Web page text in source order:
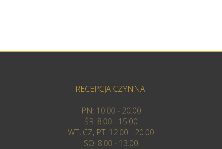
RECEPCJA CZYNNA:
PN: 10.00 - 20.00
ŚR: 8.00 - 15.00
WT, CZ, PT: 12:00 - 20:00
SO: 8:00 - 13:00